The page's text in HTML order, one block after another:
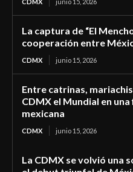
CDMX junio 15, 2026
La captura de “El
cooperación entre
CDMX junio 15, 2026
Entre catrinas,
CDMX el Mundial en
mexicana
CDMX junio 15, 2026
La CDMX se volvió una